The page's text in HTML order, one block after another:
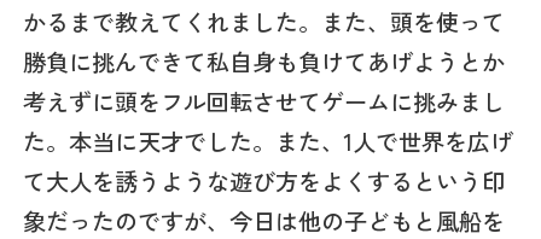
かるまで教えてくれました。また、頭を使って
勝負に挑んできて私自身も負けてあげようとか
考えずに頭をフル回転させてゲームに挑みまし
た。本当に天才でした。また、1人で世界を広げ
て大人を誘うような遊び方をよくするという印
象だったのですが、今日は他の子どもと風船を